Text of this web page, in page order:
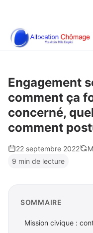
Engagement
comment ça
concerné,
comment
22 septembre 2022
9 min de lecture
SOMMAIRE
Mission civique :